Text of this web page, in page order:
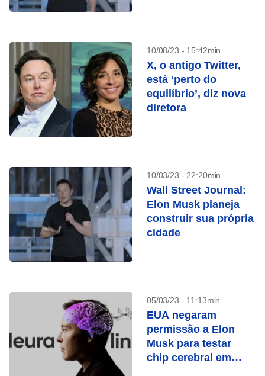
10/08/23 - 15:42min
X, o antigo Twitter,
está ‘perto do
equilíbrio’, diz nova
diretora
10/03/23 - 22:20min
Wall Street Journal:
Elon Musk planeja
construir sua própria
cidade
05/03/23 - 11:13min
EUA negaram
permissão a Elon
Musk para testar
chip cerebral em